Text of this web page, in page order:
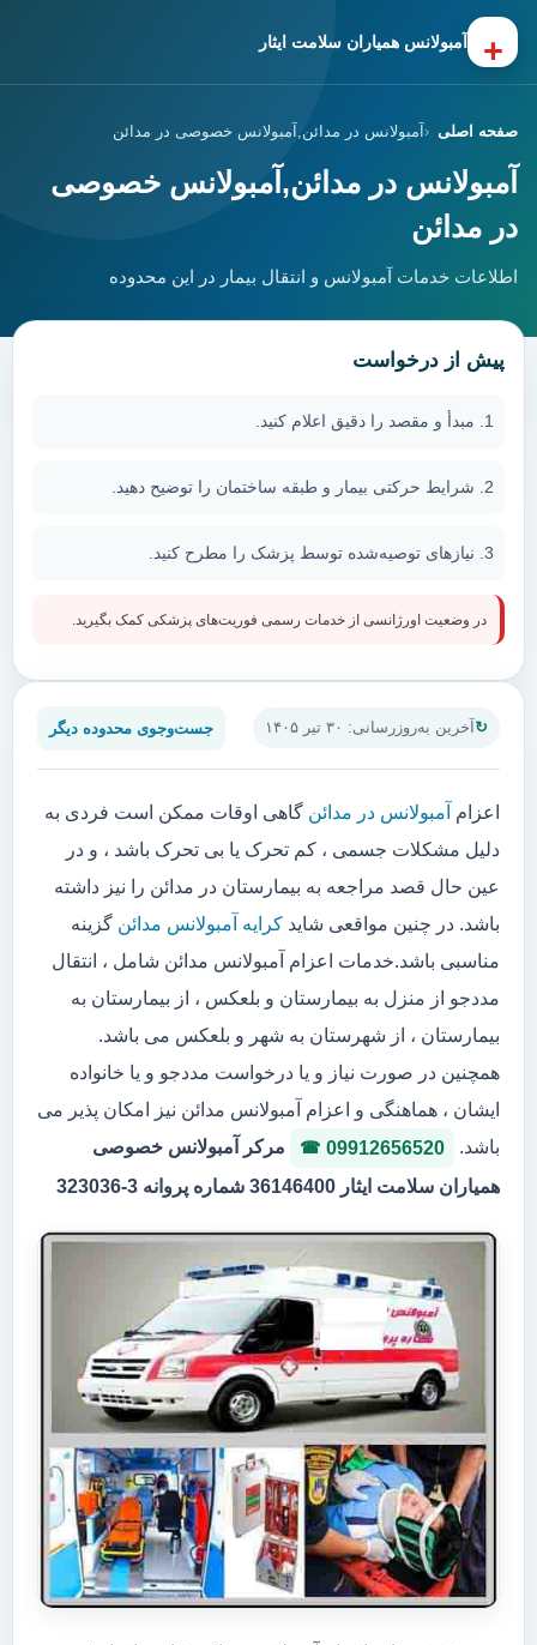
+ آمبولانس همیاران سلامت ایثار
صفحه اصلی آمبولانس در مدائن,آمبولانس خصوصی در مدائن
آمبولانس در مدائن,آمبولانس خصوصی
در مدائن
اطلاعات خدمات آمبولانس و انتقال بیمار در این محدوده
آخرین به‌روزرسانی: ۳۰ تیر ۱۴۰۵ جست‌وجوی محدوده دیگر
اعزام آمبولانس در مدائن گاهی اوقات ممکن است فردی به
دلیل مشکلات جسمی ، کم تحرک یا بی تحرک باشد ، و در
عین حال قصد مراجعه به بیمارستان در مدائن را نیز داشته
باشد. در چنین مواقعی شاید کرایه آمبولانس مدائن گزینه
مناسبی باشد.خدمات اعزام آمبولانس مدائن شامل ، انتقال
مددجو از منزل به بیمارستان و بلعکس ، از بیمارستان به
بیمارستان ، از شهرستان به شهر و بلعکس می باشد.
همچنین در صورت نیاز و یا درخواست مددجو و یا خانواده
ایشان ، هماهنگی و اعزام آمبولانس مدائن نیز امکان پذیر می
باشد.
09912656520
مرکر آمبولانس خصوصی
همیاران سلامت ایثار 36146400 شماره پروانه 3-323036
پیش از درخواست
مبدأ و مقصد را دقیق اعلام کنید.
شرایط حرکتی بیمار و طبقه ساختمان را توضیح دهید.
نیازهای توصیه‌شده توسط پزشک را مطرح کنید.
در وضعیت اورژانسی از خدمات رسمی فوریت‌های پزشکی کمک بگیرید.